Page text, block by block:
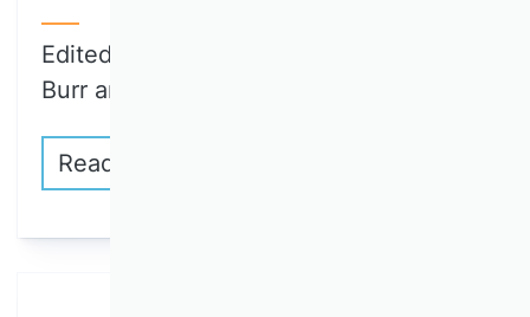
Edited by Wenzel Matiaske, Wolfgang
Burr and…
Read more